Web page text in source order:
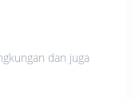
dan juga